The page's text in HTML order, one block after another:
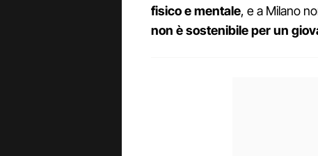
fisico e mentale, e a Milano
non è sostenibile per un